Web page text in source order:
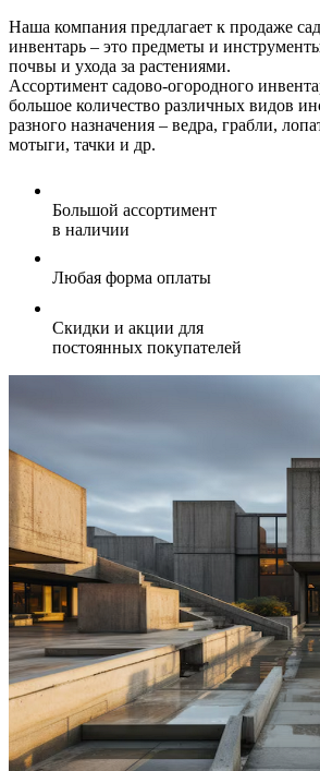
Наша компания предлагает к продаже
инвентарь – это предметы и
почвы и ухода за растениями.
Ассортимент садово-огородного
большое количество различных видов
разного назначения – ведра, грабли,
мотыги, тачки и др.
Большой ассортимент
в наличии
Любая форма оплаты
Скидки и акции для
постоянных покупателей